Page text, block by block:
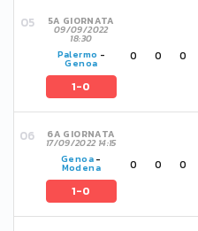
5A GIORNATA
09/09/2022
18:30
Palermo -
Genoa
1-0
0 0 0
6A GIORNATA
17/09/2022 14:15
Genoa-
Modena
1-0
0 0 0